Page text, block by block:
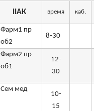
IIАК время каб.
Фарм1 пр
об2
8-30
Фарм2 пр
об1
12-
30
Сем мед
10-
15